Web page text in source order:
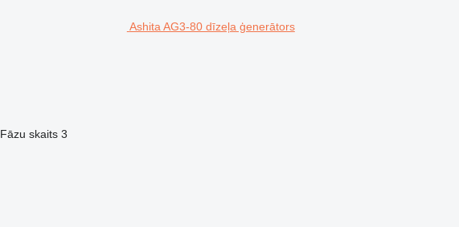
Ashita AG3-80 dīzeļa ģenerātors
Fāzu skaits 3